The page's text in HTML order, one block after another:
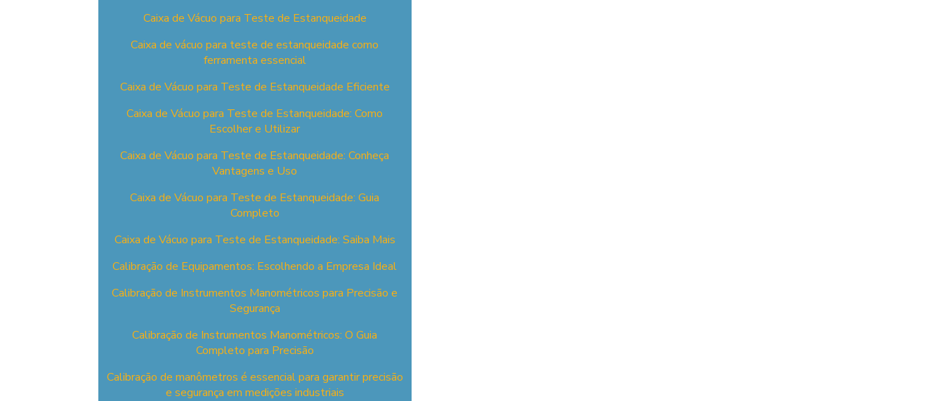
Caixa de Vácuo para Teste de Estanqueidade
Caixa de vácuo para teste de estanqueidade como
ferramenta essencial
Caixa de Vácuo para Teste de Estanqueidade Eficiente
Caixa de Vácuo para Teste de Estanqueidade: Como
Escolher e Utilizar
Caixa de Vácuo para Teste de Estanqueidade: Conheça
Vantagens e Uso
Caixa de Vácuo para Teste de Estanqueidade: Guia
Completo
Caixa de Vácuo para Teste de Estanqueidade: Saiba Mais
Calibração de Equipamentos: Escolhendo a Empresa Ideal
Calibração de Instrumentos Manométricos para Precisão e
Segurança
Calibração de Instrumentos Manométricos: O Guia
Completo para Precisão
Calibração de manômetros é essencial para garantir precisão
e segurança em medições industriais